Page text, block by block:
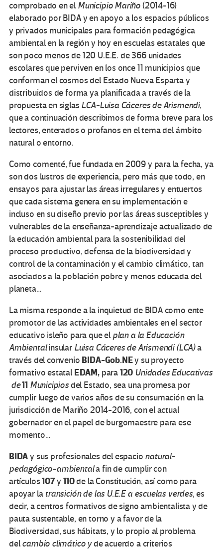
comprobado en el Municipio Mariño(2014-16)
elaborado por BIDA y en apoyo a los espacios públicos
y privados municipales para formación pedagógica
ambiental en la región y hoy en escuelas estatales que
son poco menos de 120 U.E.E. de 366 unidades
escolares que perviven en los once 11 municipios que
conforman el cosmos del Estado Nueva Esparta y
distribuidos de forma ya planificada a través de la
propuesta en siglas LCA-Luisa Cáceres de Arismendi,
que a continuación describimos de forma breve para los
lectores, enterados o profanos en el tema del ámbito
natural o entorno.
Como comenté, fue fundada en 2009 y para la fecha, ya
son dos lustros de experiencia, pero más que todo, en
ensayos para ajustar las áreas irregulares y entuertos
que cada sistema genera en su implementación e
incluso en su diseño previo por las áreas susceptibles y
vulnerables de la enseñanza-aprendizaje actualizado de
la educación ambiental para la sostenibilidad del
proceso productivo, defensa de la biodiversidad y
control de la contaminación y el cambio climático, tan
asociados a la población pobre y menos educada del
planeta…
La misma responde a la inquietud de BIDA como ente
promotor de las actividades ambientales en el sector
educativo isleño para que el plan a la Educación
Ambientalinsular Luisa Cáceres de Arismendi (LCA)a
través del convenio BIDA-Gob.NEy su proyecto
formativo estatal EDAM,para120 Unidades Educativas
de11 Municipiosdel Estado, sea una promesa por
cumplir luego de varios años de su consumación en la
jurisdicción de Mariño 2014-2016, con el actual
gobernador en el papel de burgomaestre para ese
momento…
BIDAy sus profesionales del espacio natural-
pedagógico-ambientala fin de cumplir con
artículos107y110de la Constitución, así como para
apoyar latransición de las U.E.E a escuelas verdes, es
decir, a centros formativos de signo ambientalista y de
pauta sustentable, en torno y a favor de la
Biodiversidad, sus hábitats, y lo propio al problema
delcambio climático yde acuerdo a criterios